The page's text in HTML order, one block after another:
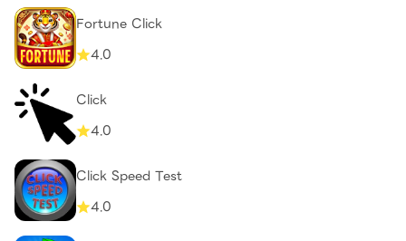
Fortune Click
4.0
Click
4.0
Click Speed Test
4.0